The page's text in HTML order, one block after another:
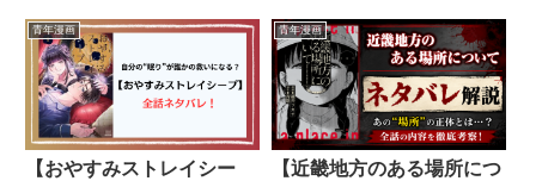
撃のダークサスペンスです。「嘘
がわかるチカラ」を持つ主人公・
綾瀬夢と、教祖の娘でありながら
父への復讐を誓う真理子——ま
っ...
しています。スバルとの共通点や
違い、物語に影響を与える伏線も
紹介。リゼロファンなら見逃せな
い、彼らの物語の奥深さに触れて
みましょう！
青年漫画
【おやすみストレイシー
青年漫画
【近畿地方のある場所につ